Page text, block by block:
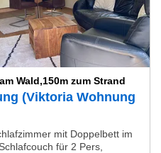
Wald,150m zum Strand
(Viktoria Wohnung
mit Doppelbett im
für 2 Pers,